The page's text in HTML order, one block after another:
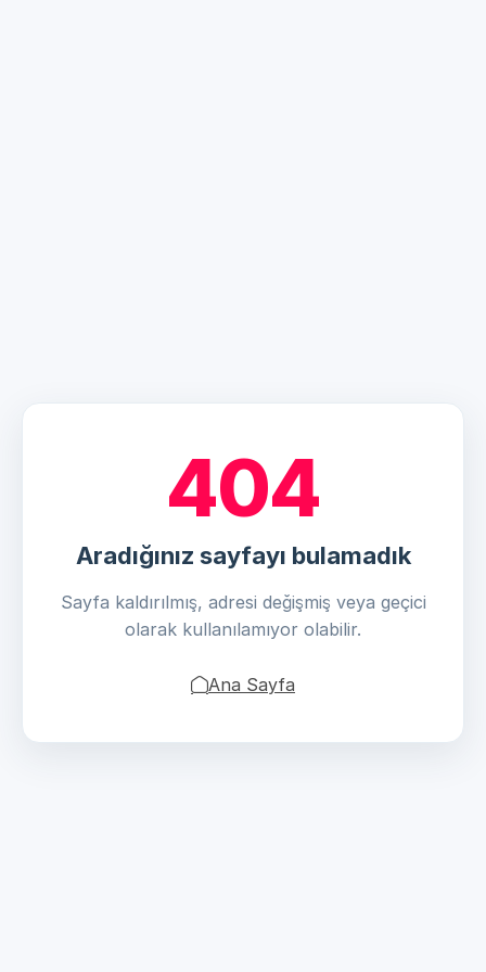
404
Aradığınız sayfayı bulamadık
Sayfa kaldırılmış, adresi değişmiş veya geçici
olarak kullanılamıyor olabilir.
Ana Sayfa